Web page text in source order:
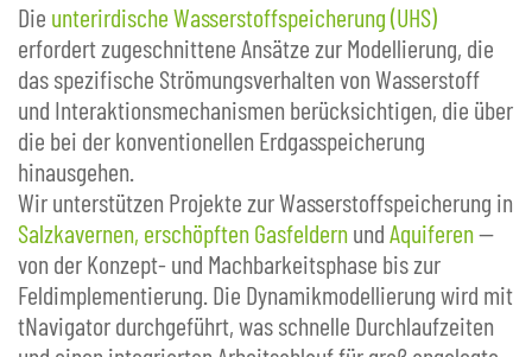
Die unterirdische Wasserstoffspeicherung (UHS)
erfordert zugeschnittene Ansätze zur Modellierung, die
das spezifische Strömungsverhalten von Wasserstoff
und Interaktionsmechanismen berücksichtigen, die über
die bei der konventionellen Erdgasspeicherung
hinausgehen.
Wir unterstützen Projekte zur Wasserstoffspeicherung in
Salzkavernen, erschöpften GasfeldernundAquiferen—
von der Konzept- und Machbarkeitsphase bis zur
Feldimplementierung. Die Dynamikmodellierung wird mit
tNavigator durchgeführt, was schnelle Durchlaufzeiten